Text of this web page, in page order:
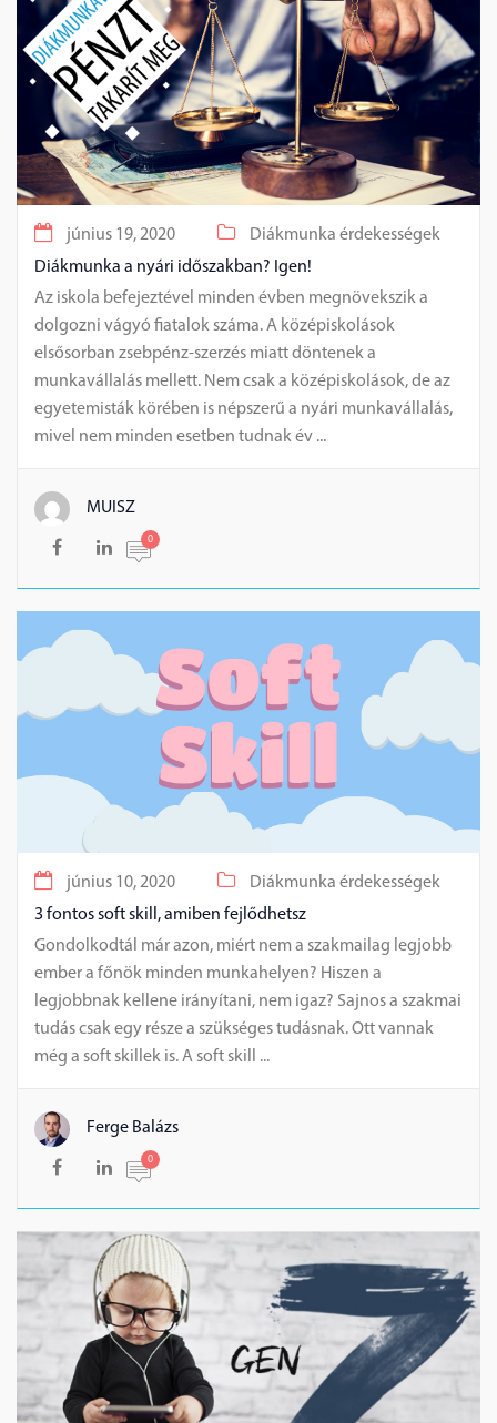
június 19, 2020
Diákmunka érdekességek
Diákmunka a nyári időszakban? Igen!
Az iskola befejeztével minden évben megnövekszik a
dolgozni vágyó fiatalok száma. A középiskolások
elsősorban zsebpénz-szerzés miatt döntenek a
munkavállalás mellett. Nem csak a középiskolások, de az
egyetemisták körében is népszerű a nyári munkavállalás,
mivel nem minden esetben tudnak év ...
MUISZ
0
június 10, 2020
Diákmunka érdekességek
3 fontos soft skill, amiben fejlődhetsz
Gondolkodtál már azon, miért nem a szakmailag legjobb
ember a főnök minden munkahelyen? Hiszen a
legjobbnak kellene irányítani, nem igaz? Sajnos a szakmai
tudás csak egy része a szükséges tudásnak. Ott vannak
még a soft skillek is. A soft skill ...
Ferge Balázs
0